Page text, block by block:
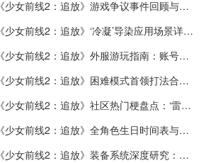
《少女前线2：追放》游戏争议事件回顾与现状分析
《少女前线2：追放》‘冷凝’导染应用场景详解：控场与输出
《少女前线2：追放》外服游玩指南：账号、网络与内容前瞻
《少女前线2：追放》困难模式首领打法合集：机制与阵容克制
《少女前线2：追放》社区热门梗盘点：‘雷蒙先生’‘以色列’等
《少女前线2：追放》全角色生日时间表与对应奖励一览
《少女前线2：追放》装备系统深度研究：从获取到毕业搭配